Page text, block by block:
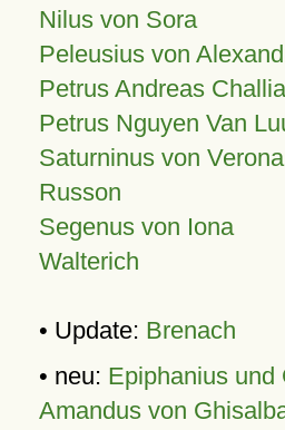
Nilus von Sora
Peleusius von
Petrus Andreas
Petrus Nguyen Van
Saturninus von Verona
Russon
Segenus von Iona
Walterich
• Update: Brenach
• neu: Epiphanius und
Amandus von